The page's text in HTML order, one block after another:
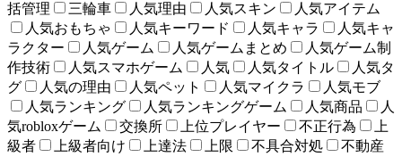
括管理
三輪車 人気理由 人気スキン
人気アイテム
人気おもちゃ
人気キーワード 人気キャラ
人気キャ
ラクター
人気ゲーム 人気ゲームまとめ
人気ゲーム制
作技術
人気スマホゲーム 人気 人気タイトル
人気タ
グ
人気の理由 人気ペット 人気マイクラ
人気モブ
人気ランキング
人気ランキングゲーム 人気商品
人
気robloxゲーム
交換所 上位プレイヤー 不正行為
上
級者
上級者向け 上達法 上限 不具合対処
不動産